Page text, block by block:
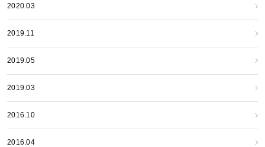
2020.03
2019.11
2019.05
2019.03
2016.10
2016.04